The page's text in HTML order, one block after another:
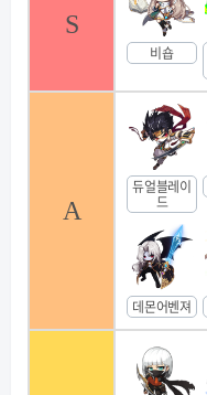
S
비숍
A
듀얼블레이
드
데몬어벤져